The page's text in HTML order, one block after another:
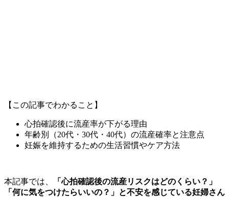
【この記事でわかること】
心拍確認後に流産率が下がる理由
年齢別（20代・30代・40代）の流産確率と注意点
妊娠を維持するための生活習慣やケア方法
本記事では、
「心拍確認後の流産リスクはどのくらい？」
「何に気をつけたらいいの？」と不安を感じている妊婦さん